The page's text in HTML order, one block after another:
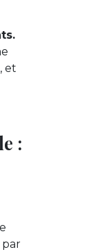
et
:
par